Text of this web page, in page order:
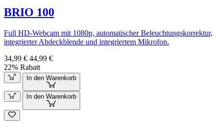
BRIO 100
Full HD-Webcam mit 1080p, automatischer Beleuchtungskorrektur,
integrierter Abdeckblende und integriertem Mikrofon.
34,99 € 44,99 €
22% Rabatt
In den Warenkorb
In den Warenkorb